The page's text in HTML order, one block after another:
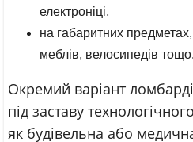
електроніці,
на габаритних
меблів, велосипедів тощо.
Окремий варіант
під заставу
як будівельна або